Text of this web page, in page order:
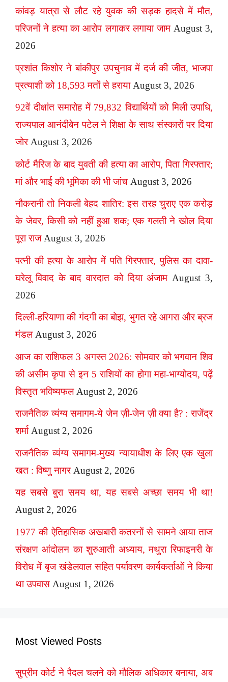
कांवड़ यात्रा से लौट रहे युवक की सड़क हादसे में मौत,
परिजनों ने हत्या का आरोप लगाकर लगाया जाम August 3,
2026
प्रशांत किशोर ने बांकीपुर उपचुनाव में दर्ज की जीत, भाजपा
प्रत्याशी को 18,593 मतों से हराया August 3, 2026
92वें दीक्षांत समारोह में 79,832 विद्यार्थियों को मिली उपाधि,
राज्यपाल आनंदीबेन पटेल ने शिक्षा के साथ संस्कारों पर दिया
जोर August 3, 2026
कोर्ट मैरिज के बाद युवती की हत्या का आरोप, पिता गिरफ्तार;
मां और भाई की भूमिका की भी जांच August 3, 2026
नौकरानी तो निकली बेहद शातिर: इस तरह चुराए एक करोड़
के जेवर, किसी को नहीं हुआ शक; एक गलती ने खोल दिया
पूरा राज August 3, 2026
पत्नी की हत्या के आरोप में पति गिरफ्तार, पुलिस का दावा-
घरेलू विवाद के बाद वारदात को दिया अंजाम August 3,
2026
दिल्ली-हरियाणा की गंदगी का बोझ, भुगत रहे आगरा और ब्रज
मंडल August 3, 2026
आज का राशिफल 3 अगस्त 2026: सोमवार को भगवान शिव
की असीम कृपा से इन 5 राशियों का होगा महा-भाग्योदय, पढ़ें
विस्तृत भविष्यफल August 2, 2026
राजनैतिक व्यंग्य समागम-ये जेन ज़ी-जेन ज़ी क्या है? : राजेंद्र
शर्मा August 2, 2026
राजनैतिक व्यंग्य समागम-मुख्य न्यायाधीश के लिए एक खुला
खत : विष्णु नागर August 2, 2026
यह सबसे बुरा समय था, यह सबसे अच्छा समय भी था!
August 2, 2026
1977 की ऐतिहासिक अखबारी कतरनों से सामने आया ताज
संरक्षण आंदोलन का शुरुआती अध्याय, मथुरा रिफाइनरी के
विरोध में बृज खंडेलवाल सहित पर्यावरण कार्यकर्ताओं ने किया
था उपवास August 1, 2026
Most Viewed Posts
सुप्रीम कोर्ट ने पैदल चलने को मौलिक अधिकार बनाया, अब